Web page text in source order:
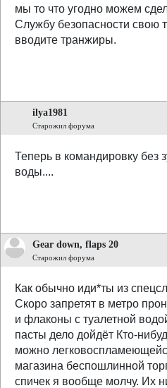
мы то что угодно можем
Службу безопасности свою
вводите транжиры.
ilya1981
Старожил форума
Теперь в командировку без
воды....
Gear down, flaps 20
Старожил форума
Как обычно иди*ты из
Скоро запретят в метро
и флаконы с туалетной
пасты дело дойдёт Кто-
можно
магазина беспошлинной
спичек я вообще молчу. Их